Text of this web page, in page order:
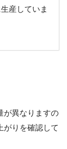
産していま
が異なりますの
がりを確認して